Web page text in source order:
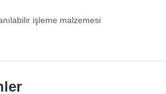
işleme malzemesi